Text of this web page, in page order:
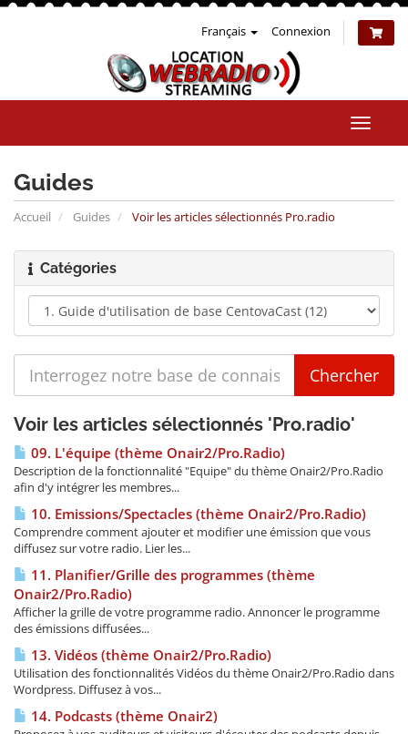
Français Connexion
la
Guides
Accueil Guides Voir les articles sélectionnés Pro.radio
Catégories
Voir les articles sélectionnés 'Pro.radio'
09. L'équipe (thème Onair2/Pro.Radio)
Description de la fonctionnalité "Equipe" du thème Onair2/Pro.Radio
afin d'y intégrer les membres...
10. Emissions/Spectacles (thème Onair2/Pro.Radio)
Comprendre comment ajouter et modifier une émission que vous
diffusez sur votre radio. Lier les...
11. Planifier/Grille des programmes (thème
Onair2/Pro.Radio)
Afficher la grille de votre programme radio. Annoncer le programme
des émissions diffusées...
13. Vidéos (thème Onair2/Pro.Radio)
Utilisation des fonctionnalités Vidéos du thème Onair2/Pro.Radio dans
Wordpress. Diffusez à vos...
14. Podcasts (thème Onair2)